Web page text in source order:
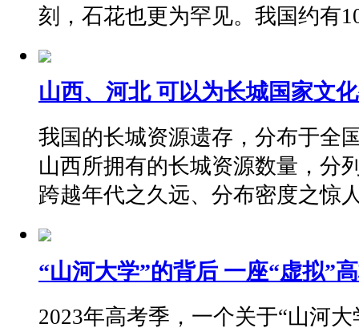
刻，石花也更为罕见。我国约
山西、河北 可以为长城国家文
我国的长城资源遗存，分布于全
山西所拥有的长城资源数量，分
跨越年代之久远、分布密度之
“山河大学”的背后 一座“虚拟”
2023年高考季，一个关于“山河